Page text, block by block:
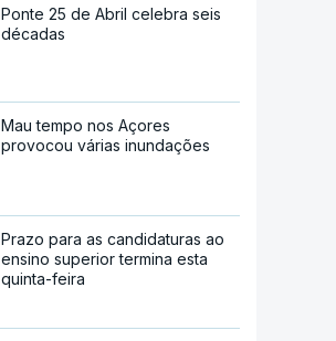
Ponte 25 de Abril celebra seis
décadas
Mau tempo nos Açores
provocou várias inundações
Prazo para as candidaturas ao
ensino superior termina esta
quinta-feira